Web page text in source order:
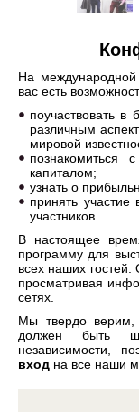
На
вас есть
поучаствовать в
различным
мировой
познакомиться
капиталом;
узнать о
принять
участников.
В настоящее
программу для
всех наших гостей.
просматривая
сетях.
Мы твердо верим,
должен быть
независимости,
вход на все наши